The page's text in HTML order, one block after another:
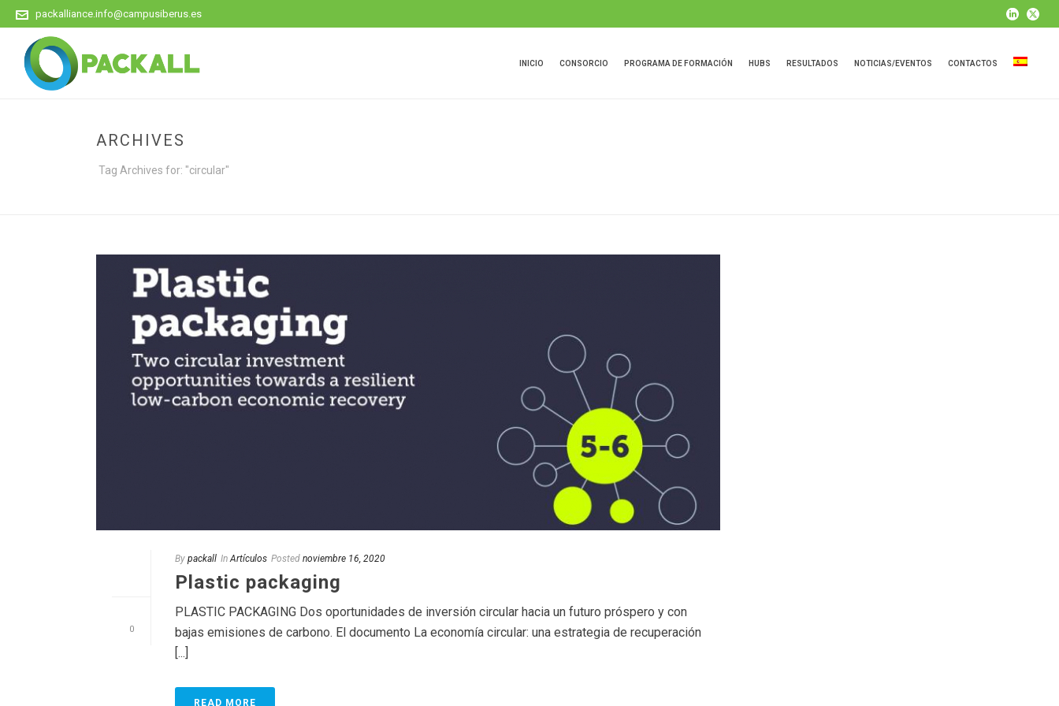
packalliance.info@campusiberus.es
INICIO CONSORCIO PROGRAMA DE FORMACIÓN HUBS RESULTADOS NOTICIAS/EVENTOS CONTACTOS
ARCHIVES
Tag Archives for: "circular"
0
By packall In Artículos Posted noviembre 16, 2020
Plastic packaging
PLASTIC PACKAGING Dos oportunidades de inversión circular hacia un futuro próspero y con
bajas emisiones de carbono. El documento La economía circular: una estrategia de recuperación
[...]
READ MORE